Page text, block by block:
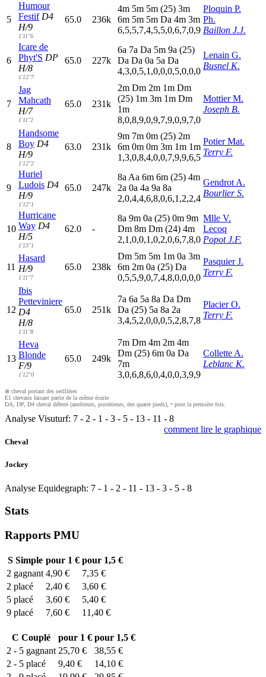
5
Humour
Festif D4
H/9
1'11"6
65.0 236k
4m 5m 5m (25) 3m
6m 5m 5m Da 4m 3m
6,5,5,7,4,5,5,0,6,7,0,9
Ploquin P.
Ph.
Baillon J.J.
6
Icare de
Phyt'S DP
H/8
1'12"7
65.0 227k
6a 7a Da 5m 9a (25)
Da Da 0a 5a Da
4,3,0,5,1,0,0,0,5,0,0,0
Lenain G.
Busnel K.
7
Jag
Mahcath
H/7
1'11"2
65.0 231k
2m Dm 2m 1m Dm
(25) 1m 3m 1m Dm
1m
8,0,8,9,0,9,7,9,0,9,7,0
Mottier M.
Joseph B.
8
Handsome
Boy D4
H/9
1'12"2
63.0 231k
9m 7m 0m (25) 2m
6m 0m 0m 3m 1m 1m
1,3,0,8,4,0,0,7,9,9,6,5
Potier Mat.
Terry F.
9
Huriel
Ludois D4
H/9
1'12"1
65.0 247k
8a Aa 6m 6m (25) 4m
2a 0a 4a 9a 8a
2,0,4,4,6,8,0,6,1,2,2,4
Gendrot A.
Bourlier S.
10
Hurricane
Way D4
H/5
1'13"1
62.0 -
8a 9m 0a (25) 0m 9m
Dm 8m Dm (24) 4m
2,1,0,0,1,0,2,0,6,7,8,0
Mlle V.
Lecoq
Popot J.F.
11
Hasard
H/9
1'11"7
65.0 238k
Dm 5m 5m 1m 0a 3m
6m 2m 0a (25) Da
0,5,5,9,0,7,4,8,0,0,0,0
Pasquier J.
Terry F.
12
Ibis
Petteviniere
D4
H/8
1'11"8
65.0 251k
7a 6a 5a 8a Da Dm
Da (25) 5a 8a 2a
3,4,5,2,0,0,0,5,2,8,7,8
Placier O.
Terry F.
13
Heva
Blonde
F/9
1'12"0
65.0 249k
7m Dm 4m 2m 4m
Dm (25) 6m 0a Da
7m
3,0,6,8,6,0,4,0,0,3,9,9
Collette A.
Leblanc K.
⊗ cheval portant des oeilllères
E1 chevaux faisant partie de la même écurie
DA, DP, D4 cheval déferré (antérieurs, postérieurs, des quatre pieds), • pour la première fois.
Analyse Visuturf: 7 - 2 - 1 - 3 - 5 - 13 - 11 - 8
comment lire le graphique
Cheval
Jockey
Analyse Equidegraph: 7 - 1 - 2 - 11 - 13 - 3 - 5 - 8
Stats
Rapports PMU
SSimple pour 1 € pour 1,5 €
2 gagnant 4,90 €
7,35 €
2 placé 2,40 €
3,60 €
5 placé 3,60 €
5,40 €
9 placé 7,60 € 11,40 €
C Couplé pour 1 € pour 1,5 €
2 - 5 gagnant 25,70 €
38,55 €
2 - 5 placé 9,40 €
14,10 €